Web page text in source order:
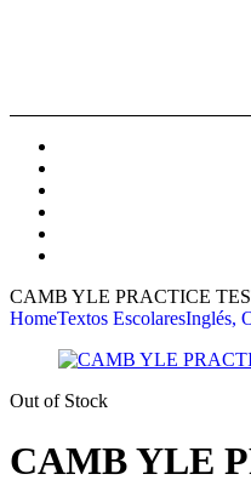
CAMB YLE PRACTICE
HomeTextos EscolaresInglés,
Out of Stock
CAMB YLE